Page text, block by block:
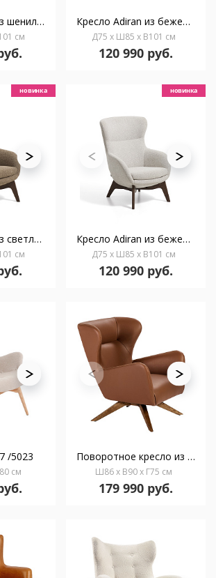
Кресло Adiran из шенилла цвета мха и ножками из дуба в отделке орех
см
Кресло Adiran из бежевого шенилла и ножками из дуба в натуральной отделке
Д75 x Ш85 x В101 см
120 990 руб.
новинка
Кресло Adiran из светло-коричневого шенилла и ножками из дуба в отделке орех
см
новинка
Кресло Adiran из бежевого шенилла и ножками из дуба в отделке орех
Д75 x Ш85 x В101 см
120 990 руб.
/5023
см
Поворотное кресло из искусственной кожи SF-801E /5038
Ш86 x В90 x Г75 см
179 990 руб.